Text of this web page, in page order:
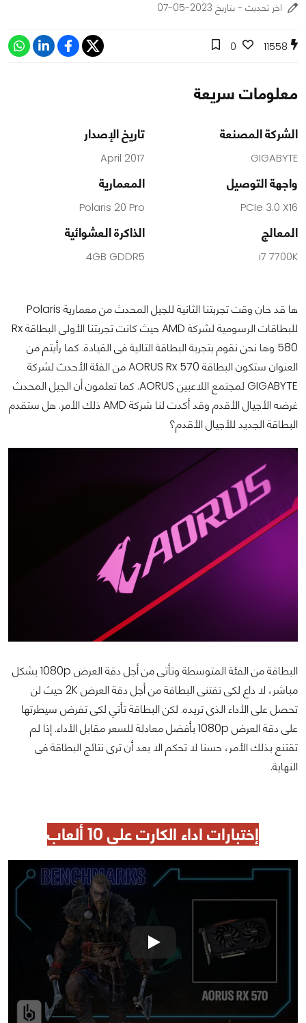
اخر تحديث - بتاريخ 2023-05-07
11558
0
معلومات سريعة
الشركة المصنعة
GIGABYTE
تاريخ الإصدار
April 2017
واجهة التوصيل
PCIe 3.0 X16
المعمارية
Polaris 20 Pro
المعالج
i7 7700K
الذاكرة العشوائية
4GB GDDR5
ها قد حان وقت تجربتنا الثانية للجيل المحدث من معمارية Polaris
للبطاقات الرسومية لشركة AMD حيث كانت تجربتنا الأولى البطاقة Rx
580 وها نحن نقوم بتجربة البطاقة التالية فى القيادة. كما رأيتم من
العنوان ستكون البطاقة AORUS Rx 570 من الفئة الأحدث لشركة
GIGABYTE لمجتمع اللاعبين AORUS. كما تعلمون أن الجيل المحدث
غرضه الأجيال الأقدم وقد أكدت لنا شركة AMD ذلك الأمر. هل ستقدم
البطاقة الجديد للأجيال الأقدم؟
البطاقة من الفئة المتوسطة وتأتى من أجل دقة العرض 1080p بشكل
مباشر، لا داع لكى تقتنى البطاقة من أجل دقة العرض 2K حيث لن
تحصل على الأداء الذى تريده. لكن البطاقة تأتي لكى تفرض سيطرتها
على دقة العرض 1080p بأفضل معادلة للسعر مقابل الأداء. إذا لم
تقتنع بذلك الأمر، حسنا لا تحكم الا بعد أن ترى نتائج البطاقة فى
النهاية.
إختبارات اداء الكارت علي 10 ألعاب